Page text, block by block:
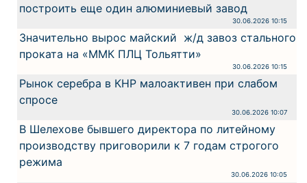
построить еще один алюминиевый завод
30.06.2026 10:15
Значительно вырос майский ж/д завоз стального
проката на «ММК ПЛЦ Тольятти»
30.06.2026 10:15
Рынок серебра в КНР малоактивен при слабом
спросе
30.06.2026 10:07
В Шелехове бывшего директора по литейному
производству приговорили к 7 годам строгого
режима
30.06.2026 10:05